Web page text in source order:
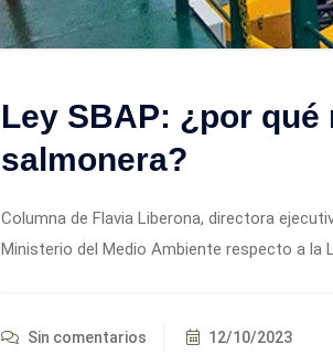
Ley SBAP: ¿por
salmonera?
Columna de Flavia Liberona, directora
Ministerio del Medio Ambiente respecto a la
Sin comentarios 12/10/2023